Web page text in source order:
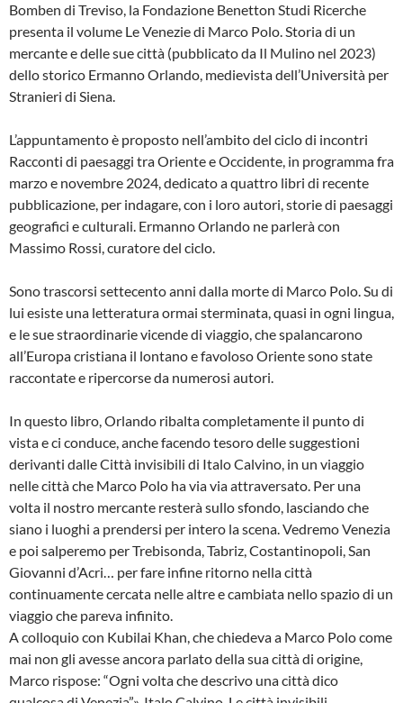
Bomben di Treviso, la Fondazione Benetton Studi Ricerche
presenta il volume Le Venezie di Marco Polo. Storia di un
mercante e delle sue città (pubblicato da Il Mulino nel 2023)
dello storico Ermanno Orlando, medievista dell’Università per
Stranieri di Siena.
L’appuntamento è proposto nell’ambito del ciclo di incontri
Racconti di paesaggi tra Oriente e Occidente, in programma fra
marzo e novembre 2024, dedicato a quattro libri di recente
pubblicazione, per indagare, con i loro autori, storie di paesaggi
geografici e culturali. Ermanno Orlando ne parlerà con
Massimo Rossi, curatore del ciclo.
Sono trascorsi settecento anni dalla morte di Marco Polo. Su di
lui esiste una letteratura ormai sterminata, quasi in ogni lingua,
e le sue straordinarie vicende di viaggio, che spalancarono
all’Europa cristiana il lontano e favoloso Oriente sono state
raccontate e ripercorse da numerosi autori.
In questo libro, Orlando ribalta completamente il punto di
vista e ci conduce, anche facendo tesoro delle suggestioni
derivanti dalle Città invisibili di Italo Calvino, in un viaggio
nelle città che Marco Polo ha via via attraversato. Per una
volta il nostro mercante resterà sullo sfondo, lasciando che
siano i luoghi a prendersi per intero la scena. Vedremo Venezia
e poi salperemo per Trebisonda, Tabriz, Costantinopoli, San
Giovanni d’Acri… per fare infine ritorno nella città
continuamente cercata nelle altre e cambiata nello spazio di un
viaggio che pareva infinito.
A colloquio con Kubilai Khan, che chiedeva a Marco Polo come
mai non gli avesse ancora parlato della sua città di origine,
Marco rispose: “Ogni volta che descrivo una città dico